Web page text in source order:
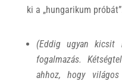
ki a „hungarikum
(Eddig ugyan
fogalmazás.
ahhoz, hogy